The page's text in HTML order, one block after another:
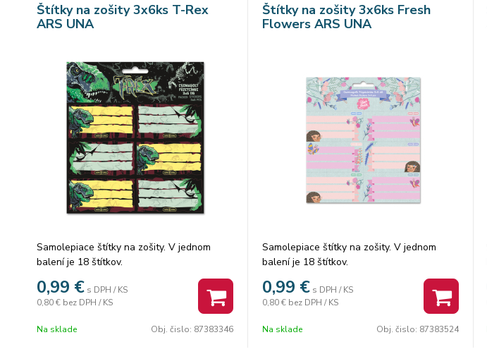
Štítky na zošity 3x6ks T-Rex
ARS UNA
Samolepiace štítky na zošity. V jednom
balení je 18 štítkov.
0,99 € s DPH / KS
0,80 € bez DPH / KS
Na sklade Obj. čislo: 87383346
Štítky na zošity 3x6ks Fresh
Flowers ARS UNA
Samolepiace štítky na zošity. V jednom
balení je 18 štítkov.
0,99 € s DPH / KS
0,80 € bez DPH / KS
Na sklade Obj. čislo: 87383524